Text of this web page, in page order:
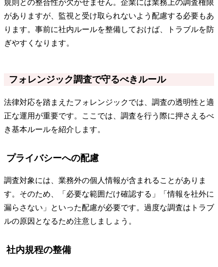
規則との整合性が欠かせません。企業には業務上の調査権限
がありますが、監視と受け取られないよう配慮する必要もあ
ります。事前に社内ルールを整備しておけば、トラブルを防
ぎやすくなります。
フォレンジック調査で守るべきルール
法律対応を踏まえたフォレンジックでは、調査の透明性と適
正な運用が重要です。ここでは、調査を行う際に押さえるべ
き基本ルールを紹介します。
プライバシーへの配慮
調査対象には、業務外の個人情報が含まれることがありま
す。そのため、「必要な範囲だけ確認する」「情報を社外に
漏らさない」といった配慮が必要です。過度な調査はトラブ
ルの原因となるため注意しましょう。
社内規程の整備